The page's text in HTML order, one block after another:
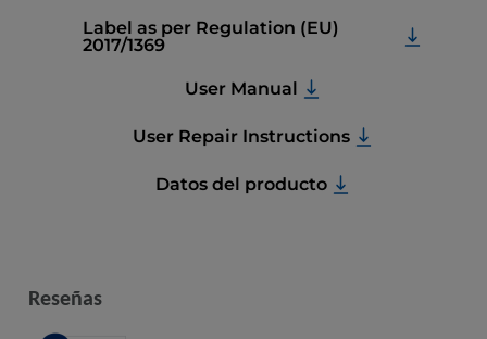
Label as per Regulation (EU)
2017/1369
User Manual
User Repair Instructions
Datos del producto